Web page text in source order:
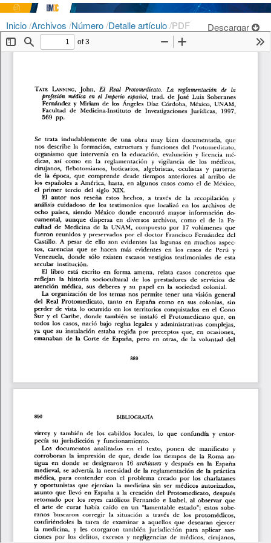
Inicio/Archivos /Número/Detalle artículo/PDF Descargar